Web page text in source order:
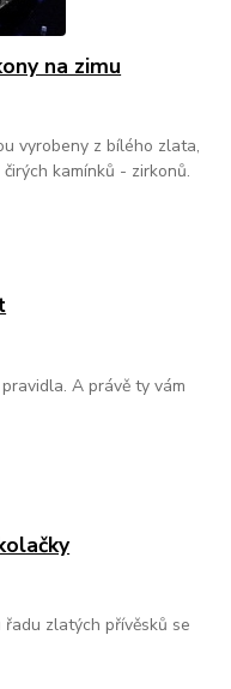
na zimu
vyrobeny z bílého zlata,
kamínků - zirkonů.
A právě ty vám
zlatých přívěsků se